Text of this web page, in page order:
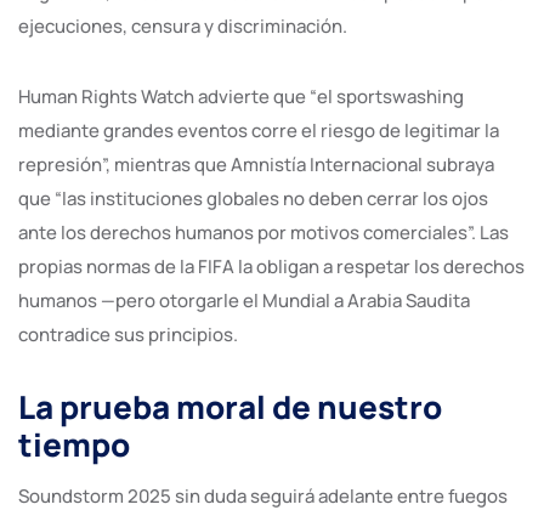
ejecuciones, censura y discriminación.
Human Rights Watch advierte que “el sportswashing
mediante grandes eventos corre el riesgo de legitimar la
represión”, mientras que Amnistía Internacional subraya
que “las instituciones globales no deben cerrar los ojos
ante los derechos humanos por motivos comerciales”. Las
propias normas de la FIFA la obligan a respetar los derechos
humanos —pero otorgarle el Mundial a Arabia Saudita
contradice sus principios.
La prueba moral de nuestro
tiempo
Soundstorm 2025 sin duda seguirá adelante entre fuegos